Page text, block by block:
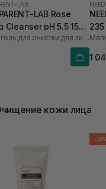
LAB
LAB Rose
Cleanser pH 5.5 150
Нежный гель для очистки для лица
1
кожи лица
-